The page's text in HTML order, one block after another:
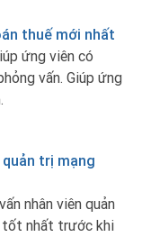
thuế mới nhất
ứng viên có
vấn. Giúp ứng
trị mạng
nhân viên quản
tốt nhất trước khi